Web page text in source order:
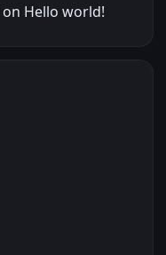
on Hello world!